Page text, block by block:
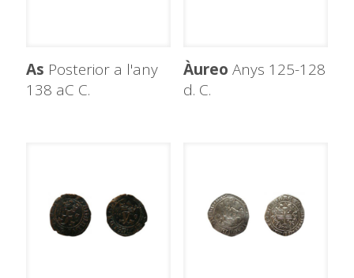
As Posterior a l'any
138 aC C.
Àureo Anys 125-128
d. C.